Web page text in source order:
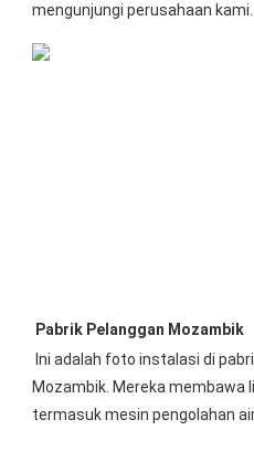
mengunjungi perusahaan kami.
Pabrik Pelanggan Mozambik
Ini adalah foto instalasi di
Mozambik. Mereka membawa
termasuk mesin pengolahan